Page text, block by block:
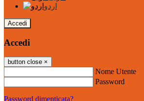
اردو
Accedi
Accedi
button close ×
Nome Utente
Password
Password dimenticata?